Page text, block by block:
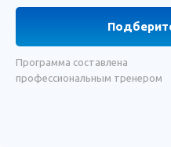
Программа составлена
профессиональным тренером